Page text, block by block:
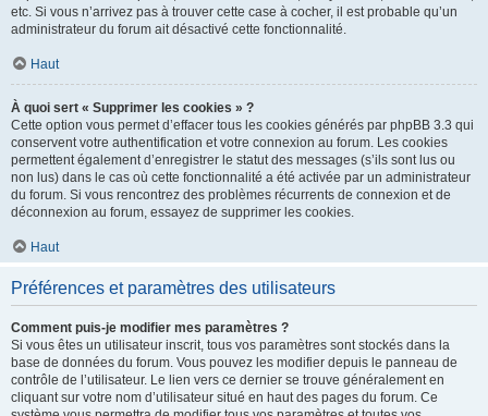
etc. Si vous n’arrivez pas à trouver cette case à cocher, il est probable qu’un
administrateur du forum ait désactivé cette fonctionnalité.
Haut
À quoi sert « Supprimer les cookies » ?
Cette option vous permet d’effacer tous les cookies générés par phpBB 3.3 qui
conservent votre authentification et votre connexion au forum. Les cookies
permettent également d’enregistrer le statut des messages (s’ils sont lus ou
non lus) dans le cas où cette fonctionnalité a été activée par un administrateur
du forum. Si vous rencontrez des problèmes récurrents de connexion et de
déconnexion au forum, essayez de supprimer les cookies.
Haut
Préférences et paramètres des utilisateurs
Comment puis-je modifier mes paramètres ?
Si vous êtes un utilisateur inscrit, tous vos paramètres sont stockés dans la
base de données du forum. Vous pouvez les modifier depuis le panneau de
contrôle de l’utilisateur. Le lien vers ce dernier se trouve généralement en
cliquant sur votre nom d’utilisateur situé en haut des pages du forum. Ce